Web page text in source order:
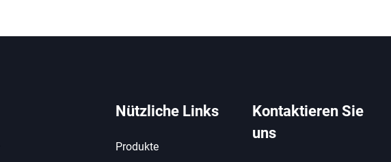
Nützliche Links
Produkte
Kontaktieren Sie
uns